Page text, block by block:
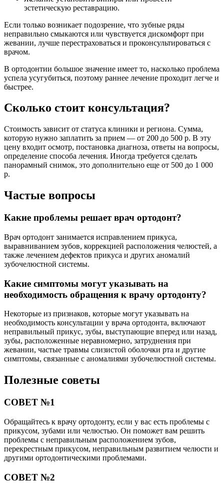
эстетическую реставрацию.
Если только возникает подозрение, что зубные ряды
неправильно смыкаются или чувствуется дискомфорт при
жевании, лучше перестраховаться и проконсультироваться с
врачом.
В ортодонтии большое значение имеет то, насколько проблема
успела усугубиться, поэтому раннее лечение проходит легче и
быстрее.
Сколько стоит консультация?
Стоимость зависит от статуса клиники и региона. Сумма,
которую нужно заплатить за прием — от 200 до 500 р. В эту
цену входит осмотр, постановка диагноза, ответы на вопросы,
определение способа лечения. Иногда требуется сделать
панорамный снимок, это дополнительно еще от 500 до 1 000
р.
Частые вопросы
Какие проблемы решает врач ортодонт?
Врач ортодонт занимается исправлением прикуса,
выравниванием зубов, коррекцией расположения челюстей, а
также лечением дефектов прикуса и других аномалий
зубочелюстной системы.
Какие симптомы могут указывать на
необходимость обращения к врачу ортодонту?
Некоторые из признаков, которые могут указывать на
необходимость консультации у врача ортодонта, включают
неправильный прикус, зубы, выступающие вперед или назад,
зубы, расположенные неравномерно, затруднения при
жевании, частые травмы слизистой оболочки рта и другие
симптомы, связанные с аномалиями зубочелюстной системы.
Полезные советы
СОВЕТ №1
Обращайтесь к врачу ортодонту, если у вас есть проблемы с
прикусом, зубами или челюстью. Он поможет вам решить
проблемы с неправильным расположением зубов,
перекрестным прикусом, неправильным развитием челюсти и
другими ортодонтическими проблемами.
СОВЕТ №2